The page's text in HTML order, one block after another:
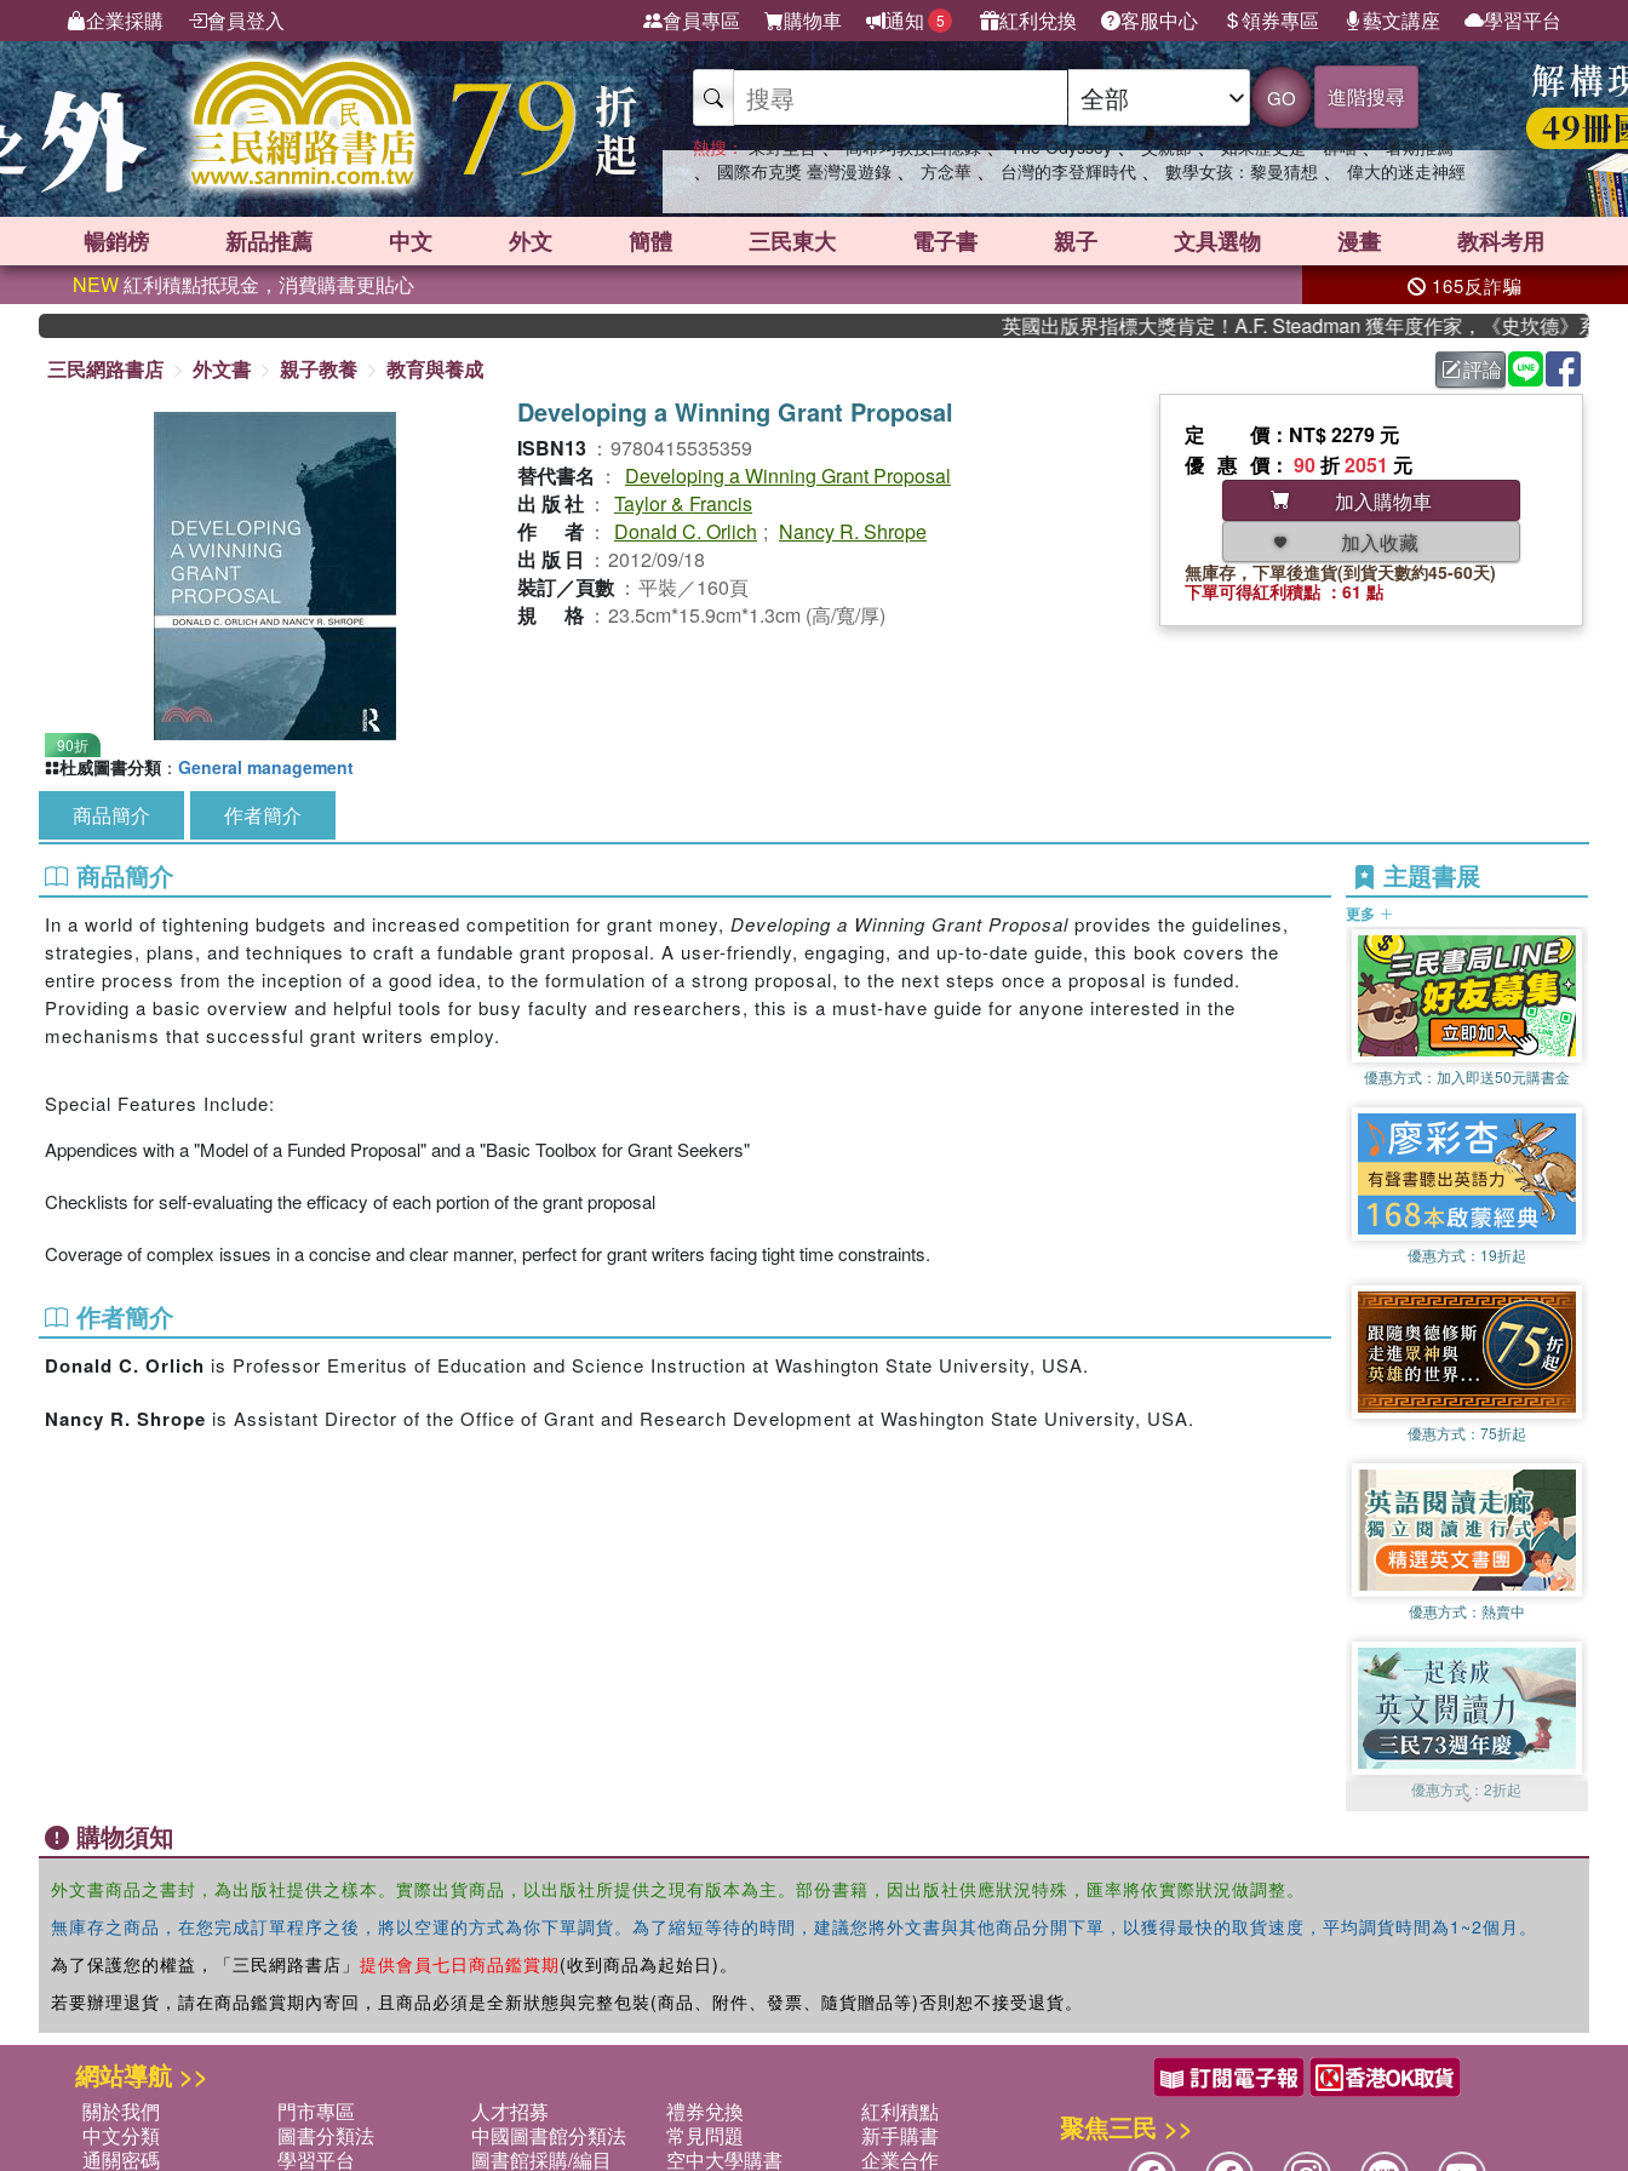
企業採購 會員登入 會員專區 購物車 通知 5 紅利兌換 客服中心 領券專區 藝文講座 學習平台
GO 進階搜尋
熱搜： 東野圭吾 、 高希均教授回憶錄 、 The Odyssey 、 父親節 、 如果歷史是一群喵 、 暑期推薦
、 國際布克獎 臺灣漫遊錄 、 方念華 、 台灣的李登輝時代 、 數學女孩：黎曼猜想 、 偉大的迷走神經
暢銷榜 新品推薦 中文 外文 簡體 三民東大 電子書 親子 文具選物 漫畫 教科考用
NEW紅利積點抵現金，消費購書更貼心 165反詐騙
英國出版界指標大獎肯定！A.F. Steadman 獲年度作家，《史坎德》系列帶你
三民網路書店
外文書 親子教養 教育與養成 評論
90折
Developing a Winning Grant Proposal
ISBN13 ： 9780415535359
替代書名 ：
Developing a Winning Grant Proposal
出版社 ： Taylor & Francis
作者 ： Donald C. Orlich ; Nancy R. Shrope
出版日 ： 2012/09/18
裝訂／頁數 ： 平裝／160頁
規格 ： 23.5cm*15.9cm*1.3cm (高/寬/厚)
定價 ：NT$ 2279 元
優惠價 ： 90折2051 元
加入購物車
加入收藏
無庫存，下單後進貨(到貨天數約45-60天)
下單可得紅利積點 ：61 點
杜威圖書分類 ： General management
商品簡介 作者簡介
商品簡介
In a world of tightening budgets and increased competition for grant money, Developing a Winning Grant Proposal provides the guidelines,
strategies, plans, and techniques to craft a fundable grant proposal. A user-friendly, engaging, and up-to-date guide, this book covers the
entire process from the inception of a good idea, to the formulation of a strong proposal, to the next steps once a proposal is funded.
Providing a basic overview and helpful tools for busy faculty and researchers, this is a must-have guide for anyone interested in the
mechanisms that successful grant writers employ.
Special Features Include:
Appendices with a "Model of a Funded Proposal" and a "Basic Toolbox for Grant Seekers"
Checklists for self-evaluating the efficacy of each portion of the grant proposal
Coverage of complex issues in a concise and clear manner, perfect for grant writers facing tight time constraints.
作者簡介
Donald C. Orlich is Professor Emeritus of Education and Science Instruction at Washington State University, USA.
Nancy R. Shrope is Assistant Director of the Office of Grant and Research Development at Washington State University, USA.
主題書展
更多
優惠方式： 加入即送50元購書金
優惠方式： 19折起
優惠方式： 75折起
優惠方式： 熱賣中
優惠方式：2折起
購物須知
外文書商品之書封，為出版社提供之樣本。實際出貨商品，以出版社所提供之現有版本為主。部份書籍，因出版社供應狀況特殊，匯率將依實際狀況做調整。
無庫存之商品，在您完成訂單程序之後，將以空運的方式為你下單調貨。為了縮短等待的時間，建議您將外文書與其他商品分開下單，以獲得最快的取貨速度，平均調貨時間為1~2個月。
為了保護您的權益，「三民網路書店」 提供會員七日商品鑑賞期(收到商品為起始日)。
若要辦理退貨，請在商品鑑賞期內寄回，且商品必須是全新狀態與完整包裝(商品、附件、發票、隨貨贈品等)否則恕不接受退貨。
網站導航 >>
關於我們 門市專區 人才招募 禮券兌換
紅利積點
中文分類
圖書分類法 中國圖書館分類法 常見問題
新手購書
通關密碼
學習平台 圖書館採購/編目 空中大學購書
企業合作
聚焦三民 >>